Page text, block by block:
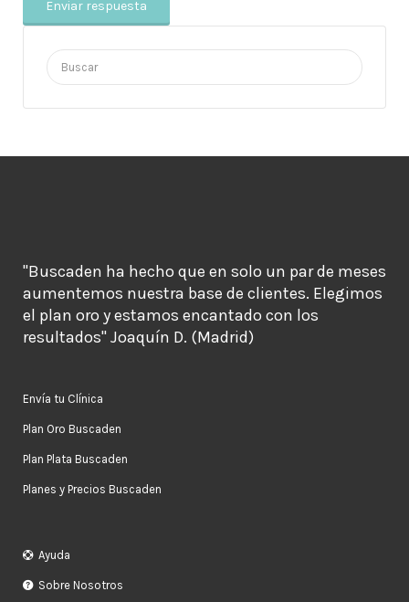
Buscar
por:
"Buscaden ha hecho que en solo un par de meses
aumentemos nuestra base de clientes. Elegimos
el plan oro y estamos encantado con los
resultados" Joaquín D. (Madrid)
Envía tu Clínica
Plan Oro Buscaden
Plan Plata Buscaden
Planes y Precios Buscaden
Ayuda
Sobre Nosotros